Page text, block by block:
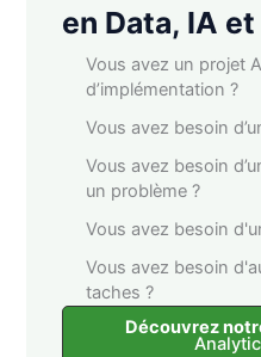
en Data, IA
Vous avez un projet
d’implémentation ?
Vous avez besoin
Vous avez besoin
un problème ?
Vous avez besoin
Vous avez besoin
taches ?
Découvrez